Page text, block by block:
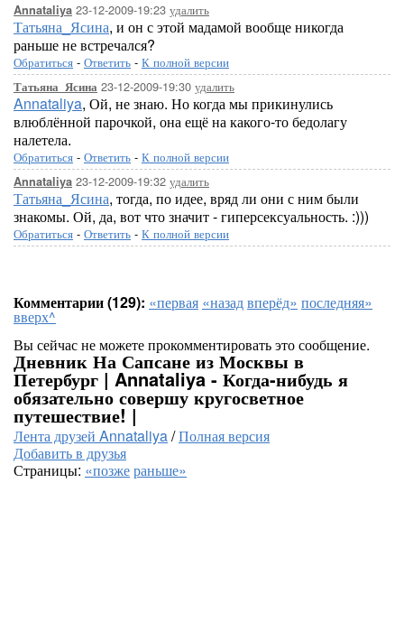
Annataliya 23-12-2009-19:23 удалить
Татьяна_Ясина, и он с этой мадамой вообще никогда
раньше не встречался?
Обратиться - Ответить - К полной версии
Татьяна_Ясина 23-12-2009-19:30 удалить
Annataliya, Ой, не знаю. Но когда мы прикинулись
влюблённой парочкой, она ещё на какого-то бедолагу
налетела.
Обратиться - Ответить - К полной версии
Annataliya 23-12-2009-19:32 удалить
Татьяна_Ясина, тогда, по идее, вряд ли они с ним были
знакомы. Ой, да, вот что значит - гиперсексуальность. :)))
Обратиться - Ответить - К полной версии
Комментарии (129): «первая «назадвперёд» последняя»
вверх^
Вы сейчас не можете прокомментировать это сообщение.
Дневник На Сапсане из Москвы в
Петербург | Annataliya - Когда-нибудь я
обязательно совершу кругосветное
путешествие! |
Лента друзей Annataliya/Полная версия
Добавить в друзья
Страницы: «позжераньше»